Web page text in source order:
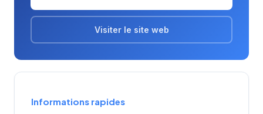
Visiter le site web
Informations rapides